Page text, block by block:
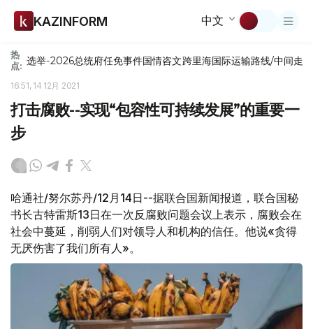
KAZINFORM 中文
热
点: 选举-2026总统府任免事件国情咨文跨里海国际运输路线/中间走廊
16:51, 14 12月 2021
打击腐败--实现“包容性可持续发展”的重要一
步
哈通社/努尔苏丹/12月14日--据联合国新闻报道，联合国秘
书长古特雷斯13日在一次反腐败问题会议上表示，腐败会在
社会中蔓延，削弱人们对领导人和机构的信任。他说«贪得
无厌伤害了我们所有人»。